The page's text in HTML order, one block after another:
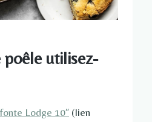
utilisez-
Lodge 10″ (lien